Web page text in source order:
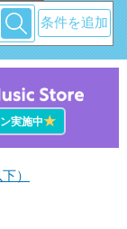
条件を追加
実施中★
）